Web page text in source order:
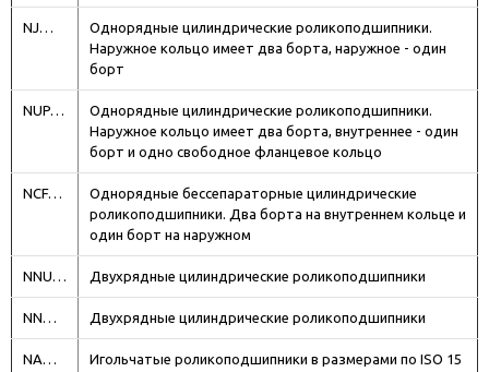
NJ…
Однорядные цилиндрические роликоподшипники.
Наружное кольцо имеет два борта, наружное - один
борт
NUP…
Однорядные цилиндрические роликоподшипники.
Наружное кольцо имеет два борта, внутреннее - один
борт и одно свободное фланцевое кольцо
NCF…
Однорядные бессепараторные цилиндрические
роликоподшипники. Два борта на внутреннем кольце и
один борт на наружном
NNU… Двухрядные цилиндрические роликоподшипники
NN… Двухрядные цилиндрические роликоподшипники
NA… Игольчатые роликоподшипники в размерами по ISO 15